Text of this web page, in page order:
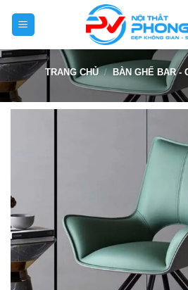
TRANG CHỦ / BÀN GHẾ BAR -